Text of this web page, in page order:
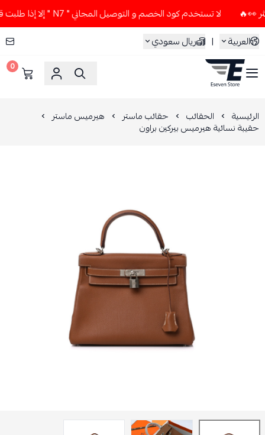
لا تستخدم كود الخصم و التوصيل المجاني " N7 " إلا إذا طلبت قطعتين أو أكثر 👀🔥
العربية
| ريال سعودي
ESEVEN STORE
0
الرئيسية الحقائب حقائب ماستر هيرميس ماستر
حقيبة نسائية هيرميس بيركين براون